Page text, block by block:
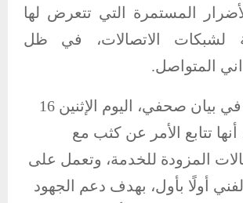
المستمرة التي تتعرض لها
لشبكات الاتصالات، في ظل
المتواصل.
واكدت الهيئة في بيان صحفي، اليوم الإثنين 16
2025 ، أنها تتابع الأمر عن كثب مع
المزودة للخدمة، وتعمل على
أولًا بأول، بهدف دعم الجهود